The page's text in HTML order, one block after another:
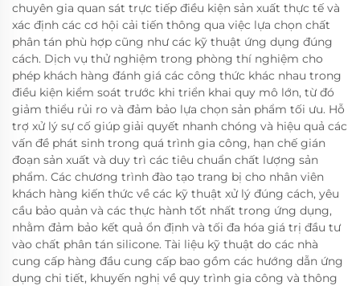
chuyên gia quan sát trực tiếp điều kiện sản xuất thực tế và
xác định các cơ hội cải tiến thông qua việc lựa chọn chất
phân tán phù hợp cũng như các kỹ thuật ứng dụng đúng
cách. Dịch vụ thử nghiệm trong phòng thí nghiệm cho
phép khách hàng đánh giá các công thức khác nhau trong
điều kiện kiểm soát trước khi triển khai quy mô lớn, từ đó
giảm thiểu rủi ro và đảm bảo lựa chọn sản phẩm tối ưu. Hỗ
trợ xử lý sự cố giúp giải quyết nhanh chóng và hiệu quả các
vấn đề phát sinh trong quá trình gia công, hạn chế gián
đoạn sản xuất và duy trì các tiêu chuẩn chất lượng sản
phẩm. Các chương trình đào tạo trang bị cho nhân viên
khách hàng kiến thức về các kỹ thuật xử lý đúng cách, yêu
cầu bảo quản và các thực hành tốt nhất trong ứng dụng,
nhằm đảm bảo kết quả ổn định và tối đa hóa giá trị đầu tư
vào chất phân tán silicone. Tài liệu kỹ thuật do các nhà
cung cấp hàng đầu cung cấp bao gồm các hướng dẫn ứng
dụng chi tiết, khuyến nghị về quy trình gia công và thông